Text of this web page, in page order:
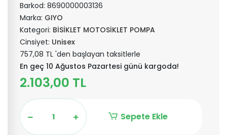
Barkod: 8690000003136
Marka: GIYO
Kategori: BİSİKLET MOTOSİKLET POMPA
Cinsiyet: Unisex
757,08 TL 'den başlayan taksitlerle
En geç 10 Ağustos Pazartesi günü kargoda!
2.103,00 TL
Sepete Ekle